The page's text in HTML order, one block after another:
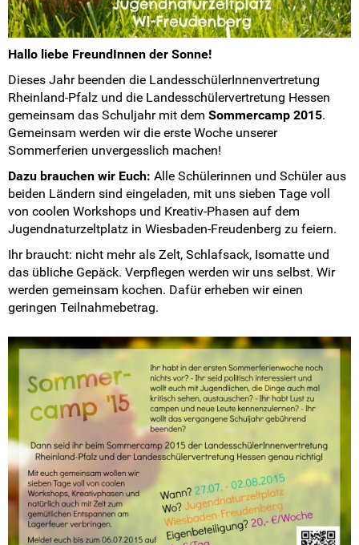
Termine
Shop
Kontakt
Intern
Hallo liebe FreundInnen der Sonne!
Dieses Jahr beenden die LandesschülerInnenvertretung
Rheinland-Pfalz und die Landesschülervertretung Hessen
gemeinsam das Schuljahr mit dem Sommercamp 2015.
Gemeinsam werden wir die erste Woche unserer
Sommerferien unvergesslich machen!
Dazu brauchen wir Euch: Alle Schülerinnen und Schüler aus
beiden Ländern sind eingeladen, mit uns sieben Tage voll
von coolen Workshops und Kreativ-Phasen auf dem
Jugendnaturzeltplatz in Wiesbaden-Freudenberg zu feiern.
Ihr braucht: nicht mehr als Zelt, Schlafsack, Isomatte und
das übliche Gepäck. Verpflegen werden wir uns selbst. Wir
werden gemeinsam kochen. Dafür erheben wir einen
geringen Teilnahmebetrag.